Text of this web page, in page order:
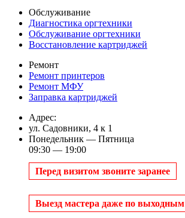
Обслуживание
Диагностика оргтехники
Обслуживание оргтехники
Восстановление картриджей
Ремонт
Ремонт принтеров
Ремонт МФУ
Заправка картриджей
Адрес:
ул. Садовники, 4 к 1
Понедельник — Пятница
09:30 — 19:00
Перед визитом звоните заранее
Выезд мастера даже по выходным